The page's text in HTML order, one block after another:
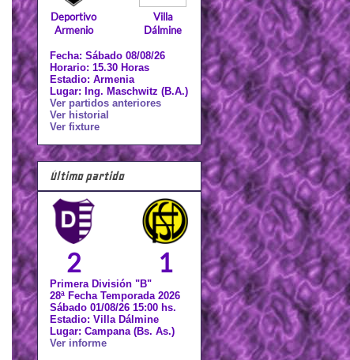
Deportivo
Armenio
Villa
Dálmine
Fecha: Sábado 08/08/26
Horario: 15.30 Horas
Estadio: Armenia
Lugar: Ing. Maschwitz (B.A.)
Ver partidos anteriores
Ver historial
Ver fixture
Último partido
2 1
Primera División "B"
28ª Fecha Temporada 2026
Sábado 01/08/26 15:00 hs.
Estadio: Villa Dálmine
Lugar: Campana (Bs. As.)
Ver informe